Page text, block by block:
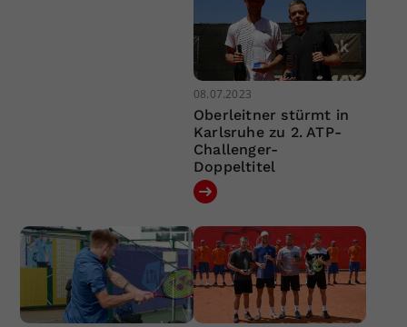
08.07.2023
Oberleitner stürmt in
Karlsruhe zu 2. ATP-
Challenger-
Doppeltitel